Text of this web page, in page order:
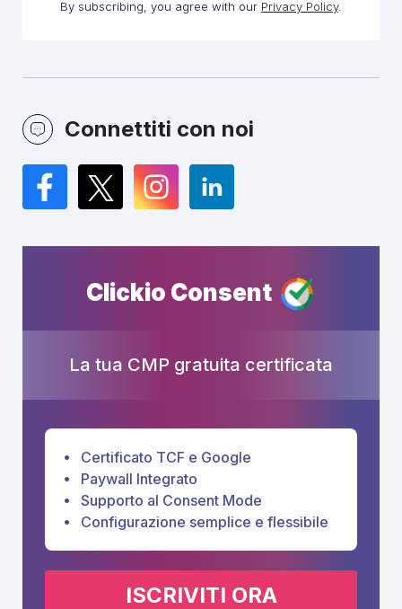
By subscribing, you agree with our Privacy Policy.
Connettiti con noi
Facebook
TwitterInstagramLinkedIn
Clickio Consent
La tua CMP gratuita certificata
Certificato TCF e Google
Paywall Integrato
Supporto al Consent Mode
Configurazione semplice e flessibile
ISCRIVITI ORA